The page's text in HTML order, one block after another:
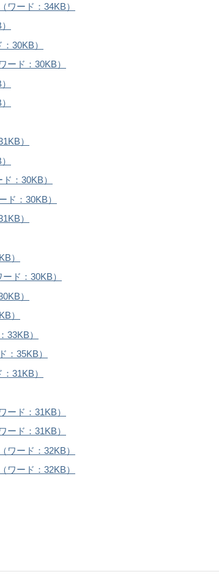
ード：34KB）
30KB）
ド：30KB）
）
：30KB）
：30KB）
）
）
ド：30KB）
）
）
）
35KB）
31KB）
ド：31KB）
ド：31KB）
ード：32KB）
ード：32KB）